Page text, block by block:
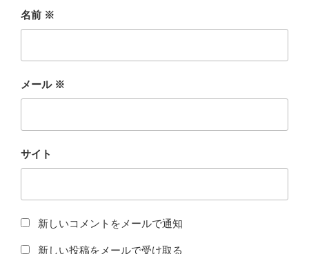
名前 ※
メール ※
サイト
新しいコメントをメールで通知
新しい投稿をメールで受け取る